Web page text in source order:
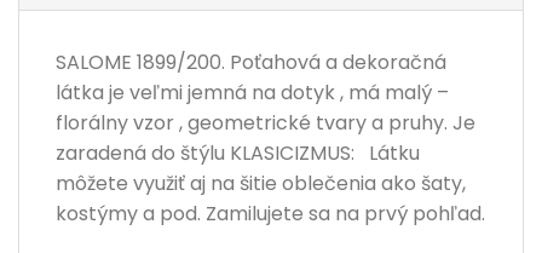
SALOME 1899/200. Poťahová a dekoračná
látka je veľmi jemná na dotyk , má malý –
florálny vzor , geometrické tvary a pruhy. Je
zaradená do štýlu KLASICIZMUS: Látku
môžete využiť aj na šitie oblečenia ako šaty,
kostýmy a pod. Zamilujete sa na prvý pohľad.